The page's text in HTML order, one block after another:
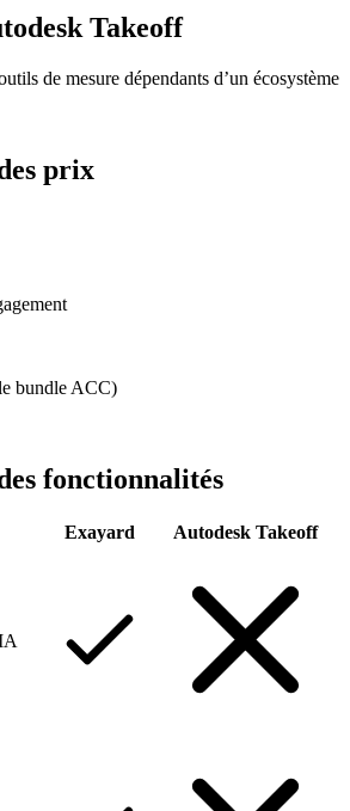
Takeoff
de mesure dépendants d’un écosystème
prix
bundle ACC)
fonctionnalités
Exayard Autodesk Takeoff